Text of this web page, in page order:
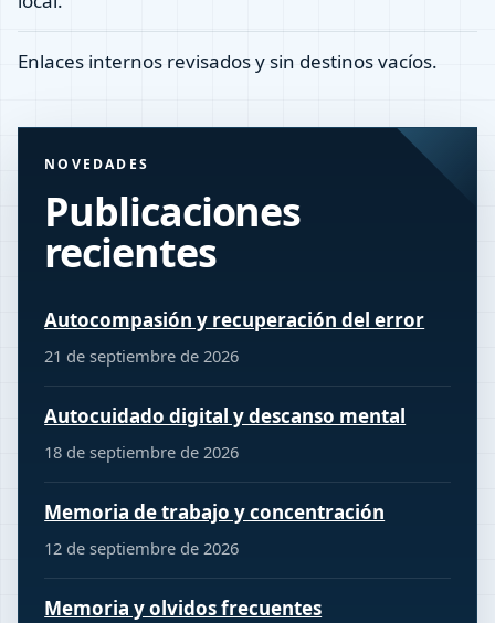
Enlaces internos revisados y sin destinos vacíos.
NOVEDADES
Publicaciones
recientes
Autocompasión y recuperación del error
21 de septiembre de 2026
Autocuidado digital y descanso mental
18 de septiembre de 2026
Memoria de trabajo y concentración
12 de septiembre de 2026
Memoria y olvidos frecuentes